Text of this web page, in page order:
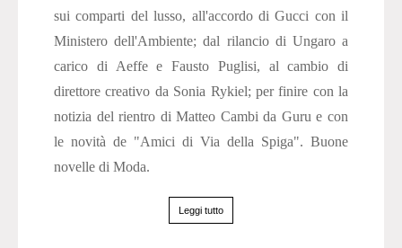
sui comparti del lusso, all'accordo di Gucci con il
Ministero dell'Ambiente; dal rilancio di Ungaro a
carico di Aeffe e Fausto Puglisi, al cambio di
direttore creativo da Sonia Rykiel; per finire con la
notizia del rientro di Matteo Cambi da Guru e con
le novità de "Amici di Via della Spiga". Buone
novelle di Moda.
Leggi tutto